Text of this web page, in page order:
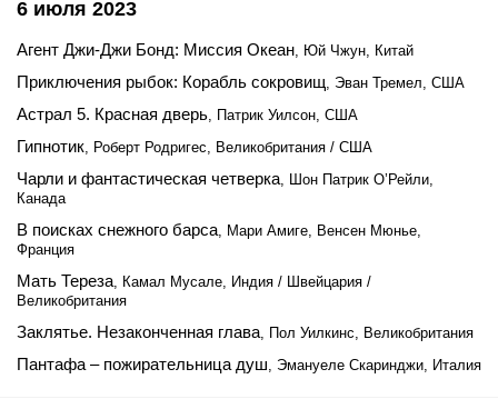
6 июля 2023
Агент Джи-Джи Бонд: Миссия Океан, Юй Чжун, Китай
Приключения рыбок: Корабль сокровищ, Эван Тремел, США
Астрал 5. Красная дверь, Патрик Уилсон, США
Гипнотик, Роберт Родригес, Великобритания / США
Чарли и фантастическая четверка, Шон Патрик О’Рейли,
Канада
В поисках снежного барса, Мари Амиге, Венсен Мюнье,
Франция
Мать Тереза, Камал Мусале, Индия / Швейцария /
Великобритания
Заклятье. Незаконченная глава, Пол Уилкинс, Великобритания
Пантафа – пожирательница душ, Эмануеле Скаринджи, Италия